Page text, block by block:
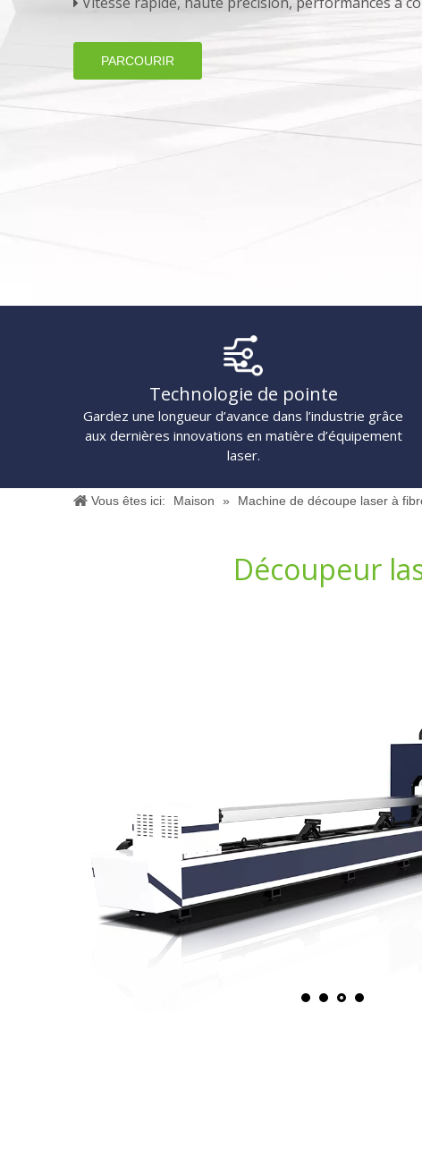
PARCOURIR
Technologie de pointe
Gardez une longueur d’avance dans l’industrie grâce
aux dernières innovations en matière d’équipement
laser.
Vous êtes ici: Maison » Machine de découpe laser à
Découpeur